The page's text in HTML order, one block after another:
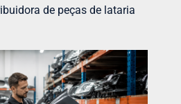
de peças de lataria